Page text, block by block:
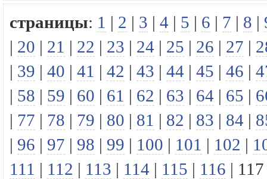
страницы: 1 | 2 | 3 | 4 | 5 | 6 | 7 | 8 |
| 20 | 21 | 22 | 23 | 24 | 25 | 26 | 27 |
| 39 | 40 | 41 | 42 | 43 | 44 | 45 | 46 |
| 58 | 59 | 60 | 61 | 62 | 63 | 64 | 65 |
| 77 | 78 | 79 | 80 | 81 | 82 | 83 | 84 |
| 96 | 97 | 98 | 99 | 100 | 101 | 102 |
111 | 112 | 113 | 114 | 115 | 116 | 117